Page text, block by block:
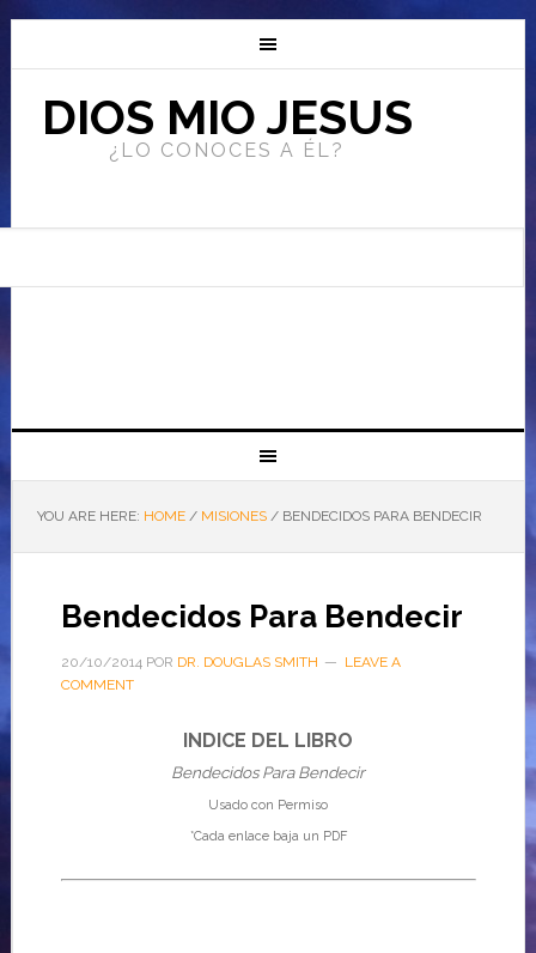
DIOS MIO JESUS
¿LO CONOCES A ÉL?
YOU ARE HERE: HOME / MISIONES /BENDECIDOS PARA BENDECIR
Bendecidos Para Bendecir
20/10/2014POR DR. DOUGLAS SMITH
LEAVE A
COMMENT
INDICE DEL LIBRO
Bendecidos Para Bendecir
Usado con Permiso
*Cada enlace baja un PDF